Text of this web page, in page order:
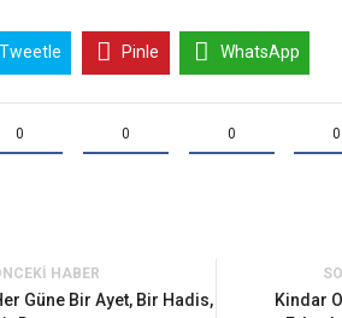
Tweetle Pinle WhatsApp
0 0 0 0
HABER
Güne Bir Ayet, Bir Hadis,
Kindar
Atakum’da